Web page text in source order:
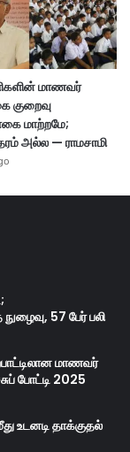
மாணவர்
மாற்றமே;
அல்ல — ராமசாமி
57 பேர் பலி
மாணவர்
போட்டி 2025
உடனடி தாக்குதல்